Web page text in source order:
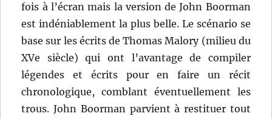
fois à l’écran mais la version de John Boorman
est indéniablement la plus belle. Le scénario se
base sur les écrits de Thomas Malory (milieu du
XVe siècle) qui ont l’avantage de compiler
légendes et écrits pour en faire un récit
chronologique, comblant éventuellement les
trous. John Boorman parvient à restituer tout